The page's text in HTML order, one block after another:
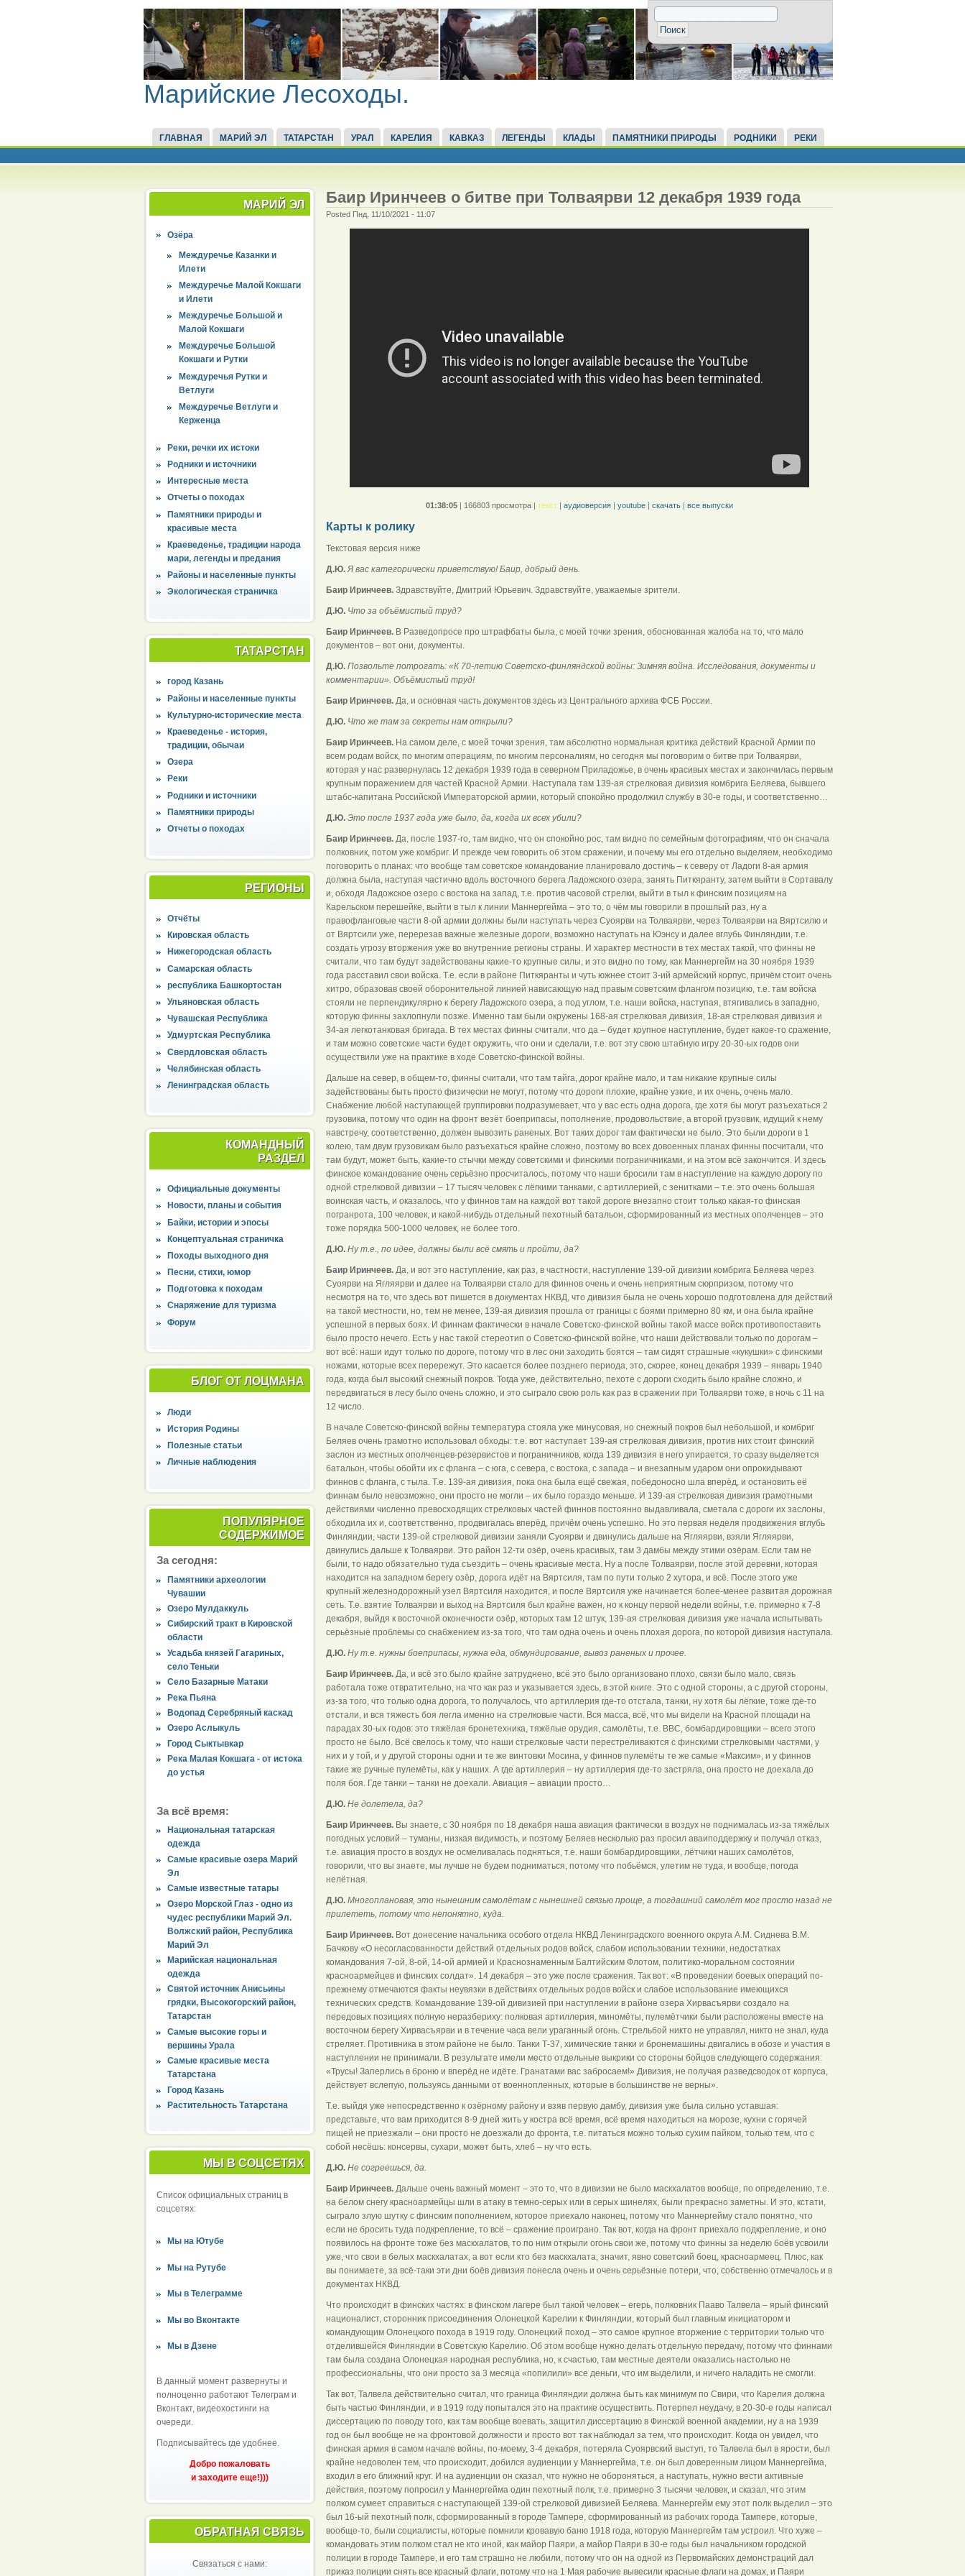
Марийские Лесоходы.
ГЛАВНАЯ МАРИЙ ЭЛ ТАТАРСТАН УРАЛ КАРЕЛИЯ КАВКАЗ ЛЕГЕНДЫ КЛАДЫ ПАМЯТНИКИ ПРИРОДЫ РОДНИКИ РЕКИ
МАРИЙ ЭЛ
Озёра
Междуречье Казанки и
Илети
Междуречье Малой Кокшаги
и Илети
Междуречье Большой и
Малой Кокшаги
Междуречье Большой
Кокшаги и Рутки
Междуречья Рутки и
Ветлуги
Междуречье Ветлуги и
Керженца
Реки, речки их истоки
Родники и источники
Интересные места
Отчеты о походах
Памятники природы и
красивые места
Краеведенье, традиции народа
мари, легенды и предания
Районы и населенные пункты
Экологическая страничка
ТАТАРСТАН
город Казань
Районы и населенные пункты
Культурно-исторические места
Краеведенье - история,
традиции, обычаи
Озера
Реки
Родники и источники
Памятники природы
Отчеты о походах
РЕГИОНЫ
Отчёты
Кировская область
Нижегородская область
Самарская область
республика Башкортостан
Ульяновская область
Чувашская Республика
Удмуртская Республика
Свердловская область
Челябинская область
Ленинградская область
КОМАНДНЫЙ
РАЗДЕЛ
Официальные документы
Новости, планы и события
Байки, истории и эпосы
Концептуальная страничка
Походы выходного дня
Песни, стихи, юмор
Подготовка к походам
Снаряжение для туризма
Форум
БЛОГ ОТ ЛОЦМАНА
Люди
История Родины
Полезные статьи
Личные наблюдения
ПОПУЛЯРНОЕ
СОДЕРЖИМОЕ
За сегодня:
Памятники археологии
Чувашии
Озеро Мулдаккуль
Сибирский тракт в Кировской
области
Усадьба князей Гагариных,
село Теньки
Село Базарные Матаки
Река Пьяна
Водопад Серебряный каскад
Озеро Аслыкуль
Город Сыктывкар
Река Малая Кокшага - от истока
до устья
За всё время:
Национальная татарская
одежда
Самые красивые озера Марий
Эл
Самые известные татары
Озеро Морской Глаз - одно из
чудес республики Марий Эл.
Волжский район, Республика
Марий Эл
Марийская национальная
одежда
Святой источник Анисьины
грядки, Высокогорский район,
Татарстан
Самые высокие горы и
вершины Урала
Самые красивые места
Татарстана
Город Казань
Растительность Татарстана
МЫ В СОЦСЕТЯХ
Список официальных страниц в
соцсетях:
Мы на Ютубе
Мы на Рутубе
Мы в Телеграмме
Мы во Вконтакте
Мы в Дзене
В данный момент развернуты и
полноценно работают Телеграм и
Вконтакт, видеохостинги на
очереди.
Подписывайтесь где удобнее.
Добро пожаловать
и заходите еще!)))
ОБРАТНАЯ СВЯЗЬ
Связаться с нами:
Баир Иринчеев о битве при Толваярви 12 декабря 1939 года
Posted Пнд, 11/10/2021 - 11:07
01:38:05 | 166803 просмотра | текст | аудиоверсия | youtube | скачать | все выпуски
Карты к ролику
Текстовая версия ниже
Д.Ю.Я вас категорически приветствую! Баир, добрый день.
Баир Иринчеев.Здравствуйте, Дмитрий Юрьевич. Здравствуйте, уважаемые зрители.
Д.Ю.Что за объёмистый труд?
Баир Иринчеев.В Разведопросе про штрафбаты была, с моей точки зрения, обоснованная жалоба на то, что мало
документов – вот они, документы.
Д.Ю.Позвольте потрогать: «К 70-летию Советско-финляндской войны: Зимняя война. Исследования, документы и
комментарии». Объёмистый труд!
Баир Иринчеев.Да, и основная часть документов здесь из Центрального архива ФСБ России.
Д.Ю.Что же там за секреты нам открыли?
Баир Иринчеев.На самом деле, с моей точки зрения, там абсолютно нормальная критика действий Красной Армии по
всем родам войск, по многим операциям, по многим персоналиям, но сегодня мы поговорим о битве при Толваярви,
которая у нас развернулась 12 декабря 1939 года в северном Приладожье, в очень красивых местах и закончилась первым
крупным поражением для частей Красной Армии. Наступала там 139-ая стрелковая дивизия комбрига Беляева, бывшего
штабс-капитана Российской Императорской армии, который спокойно продолжил службу в 30-е годы, и соответственно…
Д.Ю.Это после 1937 года уже было, да, когда их всех убили?
Баир Иринчеев.Да, после 1937-го, там видно, что он спокойно рос, там видно по семейным фотографиям, что он сначала
полковник, потом уже комбриг. И прежде чем говорить об этом сражении, и почему мы его отдельно выделяем, необходимо
поговорить о планах: что вообще там советское командование планировало достичь – к северу от Ладоги 8-ая армия
должна была, наступая частично вдоль восточного берега Ладожского озера, занять Питкяранту, затем выйти в Сортавалу
и, обходя Ладожское озеро с востока на запад, т.е. против часовой стрелки, выйти в тыл к финским позициям на
Карельском перешейке, выйти в тыл к линии Маннергейма – это то, о чём мы говорили в прошлый раз, ну а
правофланговые части 8-ой армии должны были наступать через Суоярви на Толваярви, через Толваярви на Вяртсилю и
от Вяртсили уже, перерезав важные железные дороги, возможно наступать на Юэнсу и далее вглубь Финляндии, т.е.
создать угрозу вторжения уже во внутренние регионы страны. И характер местности в тех местах такой, что финны не
считали, что там будут задействованы какие-то крупные силы, и это видно по тому, как Маннергейм на 30 ноября 1939
года расставил свои войска. Т.е. если в районе Питкяранты и чуть южнее стоит 3-ий армейский корпус, причём стоит очень
хитро, образовав своей оборонительной линией нависающую над правым советским флангом позицию, т.е. там войска
стояли не перпендикулярно к берегу Ладожского озера, а под углом, т.е. наши войска, наступая, втягивались в западню,
которую финны захлопнули позже. Именно там были окружены 168-ая стрелковая дивизия, 18-ая стрелковая дивизия и
34-ая легкотанковая бригада. В тех местах финны считали, что да – будет крупное наступление, будет какое-то сражение,
и там можно советские части будет окружить, что они и сделали, т.е. вот эту свою штабную игру 20-30-ых годов они
осуществили уже на практике в ходе Советско-финской войны.
Дальше на север, в общем-то, финны считали, что там тайга, дорог крайне мало, и там никакие крупные силы
задействованы быть просто физически не могут, потому что дороги плохие, крайне узкие, и их очень, очень мало.
Снабжение любой наступающей группировки подразумевает, что у вас есть одна дорога, где хотя бы могут разъехаться 2
грузовика, потому что один на фронт везёт боеприпасы, пополнение, продовольствие, а второй грузовик, идущий к нему
навстречу, соответственно, должен вывозить раненых. Вот таких дорог там фактически не было. Это были дороги в 1
колею, там двум грузовикам было разъехаться крайне сложно, поэтому во всех довоенных планах финны посчитали, что
там будут, может быть, какие-то стычки между советскими и финскими пограничниками, и на этом всё закончится. И здесь
финское командование очень серьёзно просчиталось, потому что наши бросили там в наступление на каждую дорогу по
одной стрелковой дивизии – 17 тысяч человек с лёгкими танками, с артиллерией, с зенитками – т.е. это очень большая
воинская часть, и оказалось, что у финнов там на каждой вот такой дороге внезапно стоит только какая-то финская
погранрота, 100 человек, и какой-нибудь отдельный пехотный батальон, сформированный из местных ополченцев – это
тоже порядка 500-1000 человек, не более того.
Д.Ю.Ну т.е., по идее, должны были всё смять и пройти, да?
Баир Иринчеев.Да, и вот это наступление, как раз, в частности, наступление 139-ой дивизии комбрига Беляева через
Суоярви на Ягляярви и далее на Толваярви стало для финнов очень и очень неприятным сюрпризом, потому что
несмотря на то, что здесь вот пишется в документах НКВД, что дивизия была не очень хорошо подготовлена для действий
на такой местности, но, тем не менее, 139-ая дивизия прошла от границы с боями примерно 80 км, и она была крайне
успешной в первых боях. И финнам фактически в начале Советско-финской войны такой массе войск противопоставить
было просто нечего. Есть у нас такой стереотип о Советско-финской войне, что наши действовали только по дорогам –
вот всё: наши идут только по дороге, потому что в лес они заходить боятся – там сидят страшные «кукушки» с финскими
ножами, которые всех перережут. Это касается более позднего периода, это, скорее, конец декабря 1939 – январь 1940
года, когда был высокий снежный покров. Тогда уже, действительно, пехоте с дороги сходить было крайне сложно, и
передвигаться в лесу было очень сложно, и это сыграло свою роль как раз в сражении при Толваярви тоже, в ночь с 11 на
12 число.
В начале Советско-финской войны температура стояла уже минусовая, но снежный покров был небольшой, и комбриг
Беляев очень грамотно использовал обходы: т.е. вот наступает 139-ая стрелковая дивизия, против них стоит финский
заслон из местных ополченцев-резервистов и пограничников, когда 139 дивизия в него упирается, то сразу выделяется
батальон, чтобы обойти их с фланга – с юга, с севера, с востока, с запада – и внезапным ударом они опрокидывают
финнов с фланга, с тыла. Т.е. 139-ая дивизия, пока она была ещё свежая, победоносно шла вперёд, и остановить её
финнам было невозможно, они просто не могли – их было гораздо меньше. И 139-ая стрелковая дивизия грамотными
действиями численно превосходящих стрелковых частей финнов постоянно выдавливала, сметала с дороги их заслоны,
обходила их и, соответственно, продвигалась вперёд, причём очень успешно. Но это первая неделя продвижения вглубь
Финляндии, части 139-ой стрелковой дивизии заняли Суоярви и двинулись дальше на Ягляярви, взяли Ягляярви,
двинулись дальше к Толваярви. Это район 12-ти озёр, очень красивых, там 3 дамбы между этими озёрам. Если там не
были, то надо обязательно туда съездить – очень красивые места. Ну а после Толваярви, после этой деревни, которая
находится на западном берегу озёр, дорога идёт на Вяртсиля, там по пути только 2 хутора, и всё. После этого уже
крупный железнодорожный узел Вяртсиля находится, и после Вяртсиля уже начинается более-менее развитая дорожная
сеть. Т.е. взятие Толваярви и выход на Вяртсиля был крайне важен, но к концу первой недели войны, т.е. примерно к 7-8
декабря, выйдя к восточной оконечности озёр, которых там 12 штук, 139-ая стрелковая дивизия уже начала испытывать
серьёзные проблемы со снабжением из-за того, что там одна очень и очень плохая дорога, по которой дивизия наступала.
Д.Ю.Ну т.е. нужны боеприпасы, нужна еда, обмундирование, вывоз раненых и прочее.
Баир Иринчеев.Да, и всё это было крайне затруднено, всё это было организовано плохо, связи было мало, связь
работала тоже отвратительно, на что как раз и указывается здесь, в этой книге. Это с одной стороны, а с другой стороны,
из-за того, что только одна дорога, то получалось, что артиллерия где-то отстала, танки, ну хотя бы лёгкие, тоже где-то
отстали, и вся тяжесть боя легла именно на стрелковые части. Вся масса, всё, что мы видели на Красной площади на
парадах 30-ых годов: это тяжёлая бронетехника, тяжёлые орудия, самолёты, т.е. ВВС, бомбардировщики – всего этого
просто не было. Всё свелось к тому, что наши стрелковые части перестреливаются с финскими стрелковыми частями, у
них и у той, и у другой стороны одни и те же винтовки Мосина, у финнов пулемёты те же самые «Максим», и у финнов
такие же ручные пулемёты, как у наших. А где артиллерия – ну артиллерия где-то застряла, она просто не доехала до
поля боя. Где танки – танки не доехали. Авиация – авиации просто…
Д.Ю.Не долетела, да?
Баир Иринчеев.Вы знаете, с 30 ноября по 18 декабря наша авиация фактически в воздух не поднималась из-за тяжёлых
погодных условий – туманы, низкая видимость, и поэтому Беляев несколько раз просил аваиподдержку и получал отказ,
т.е. авиация просто в воздух не осмеливалась подняться, т.е. наши бомбардировщики, лётчики наших самолётов,
говорили, что вы знаете, мы лучше не будем подниматься, потому что побьёмся, улетим не туда, и вообще, погода
нелётная.
Д.Ю.Многоплановая, это нынешним самолётам с нынешней связью проще, а тогдашний самолёт мог просто назад не
прилететь, потому что непонятно, куда.
Баир Иринчеев.Вот донесение начальника особого отдела НКВД Ленинградского военного округа А.М. Сиднева В.М.
Бачкову «О несогласованности действий отдельных родов войск, слабом использовании техники, недостатках
командования 7-ой, 8-ой, 14-ой армией и Краснознаменным Балтийским Флотом, политико-моральном состоянии
красноармейцев и финских солдат». 14 декабря – это уже после сражения. Так вот: «В проведении боевых операций по-
прежнему отмечаются факты неувязки в действиях отдельных родов войск и слабое использование имеющихся
технических средств. Командование 139-ой дивизией при наступлении в районе озера Хирвасъярви создало на
передовых позициях полную неразбериху: полковая артиллерия, миномёты, пулемётчики были расположены вместе на
восточном берегу Хирвасъярви и в течение часа вели ураганный огонь. Стрельбой никто не управлял, никто не знал, куда
стреляет. Противника в этом районе не было. Танки Т-37, химические танки и бронемашины двигались в обозе и участия в
наступлении не принимали. В результате имели место отдельные выкрики со стороны бойцов следующего содержания:
«Трусы! Заперлись в броню и вперёд не идёте. Гранатами вас забросаем!» Дивизия, не получая разведсводок от корпуса,
действует вслепую, пользуясь данными от военнопленных, которые в большинстве не верны».
Т.е. выйдя уже непосредственно к озёрному району и взяв первую дамбу, дивизия уже была сильно уставшая:
представьте, что вам приходится 8-9 дней жить у костра всё время, всё время находиться на морозе, кухни с горячей
пищей не приезжали – они просто не доезжали до фронта, т.е. питаться можно только сухим пайком, только тем, что с
собой несёшь: консервы, сухари, может быть, хлеб – ну что есть.
Д.Ю.Не согреешься, да.
Баир Иринчеев.Дальше очень важный момент – это то, что в дивизии не было маскхалатов вообще, по определению, т.е.
на белом снегу красноармейцы шли в атаку в темно-серых или в серых шинелях, были прекрасно заметны. И это, кстати,
сыграло злую шутку с финским пополнением, которое приехало наконец, потому что Маннергейму стало понятно, что
если не бросить туда подкрепление, то всё – сражение проиграно. Так вот, когда на фронт приехало подкрепление, и оно
появилось на фронте тоже без маскхалатов, то по ним открыли огонь свои же, потому что финны за неделю боёв усвоили
уже, что свои в белых маскхалатах, а вот если кто без маскхалата, значит, явно советский боец, красноармеец. Плюс, как
вы понимаете, за всё-таки эти дни боёв дивизия понесла очень и очень серьёзные потери, что, собственно отмечалось и в
документах НКВД.
Что происходит в финских частях: в финском лагере был такой человек – егерь, полковник Пааво Талвела – ярый финский
националист, сторонник присоединения Олонецкой Карелии к Финляндии, который был главным инициатором и
командующим Олонецкого похода в 1919 году. Олонецкий поход – это самое крупное вторжение с территории только что
отделившейся Финляндии в Советскую Карелию. Об этом вообще нужно делать отдельную передачу, потому что финнами
там была создана Олонецкая народная республика, но, к счастью, там местные деятели оказались настолько не
профессиональны, что они просто за 3 месяца «попилили» все деньги, что им выделили, и ничего наладить не смогли.
Так вот, Талвела действительно считал, что граница Финляндии должна быть как минимум по Свири, что Карелия должна
быть частью Финляндии, и в 1919 году попытался это на практике осуществить. Потерпел неудачу, в 20-30-е годы написал
диссертацию по поводу того, как там вообще воевать, защитил диссертацию в Финской военной академии, ну а на 1939
год он был вообще не на фронтовой должности и просто вот так наблюдал за тем, что происходит. Когда он увидел, что
финская армия в самом начале войны, по-моему, 3-4 декабря, потеряла Суоярвский выступ, то Талвела был в ярости, был
крайне недоволен тем, что происходит, добился аудиенции у Маннергейма, т.е. он был доверенным лицом Маннергейма,
входил в его ближний круг. И на аудиенции он сказал, что нужно не обороняться, а наступать, нужно вести активные
действия, поэтому попросил у Маннергейма один пехотный полк, т.е. примерно 3 тысячи человек, и сказал, что этим
полком сумеет справиться с наступающей 139-ой стрелковой дивизией Беляева. Маннергейм ему этот полк выделил – это
был 16-ый пехотный полк, сформированный в городе Тампере, сформированный из рабочих города Тампере, которые,
вообще-то, были социалисты, которые помнили кровавую баню 1918 года, которую Маннергейм там устроил. Что хуже –
командовать этим полком стал не кто иной, как майор Паяри, а майор Паяри в 30-е годы был начальником городской
полиции в городе Тампере, и его там страшно не любили, потому что он на одной из Первомайских демонстраций дал
приказ полиции снять все красный флаги, потому что на 1 Мая рабочие вывесили красные флаги на домах, и Паяри